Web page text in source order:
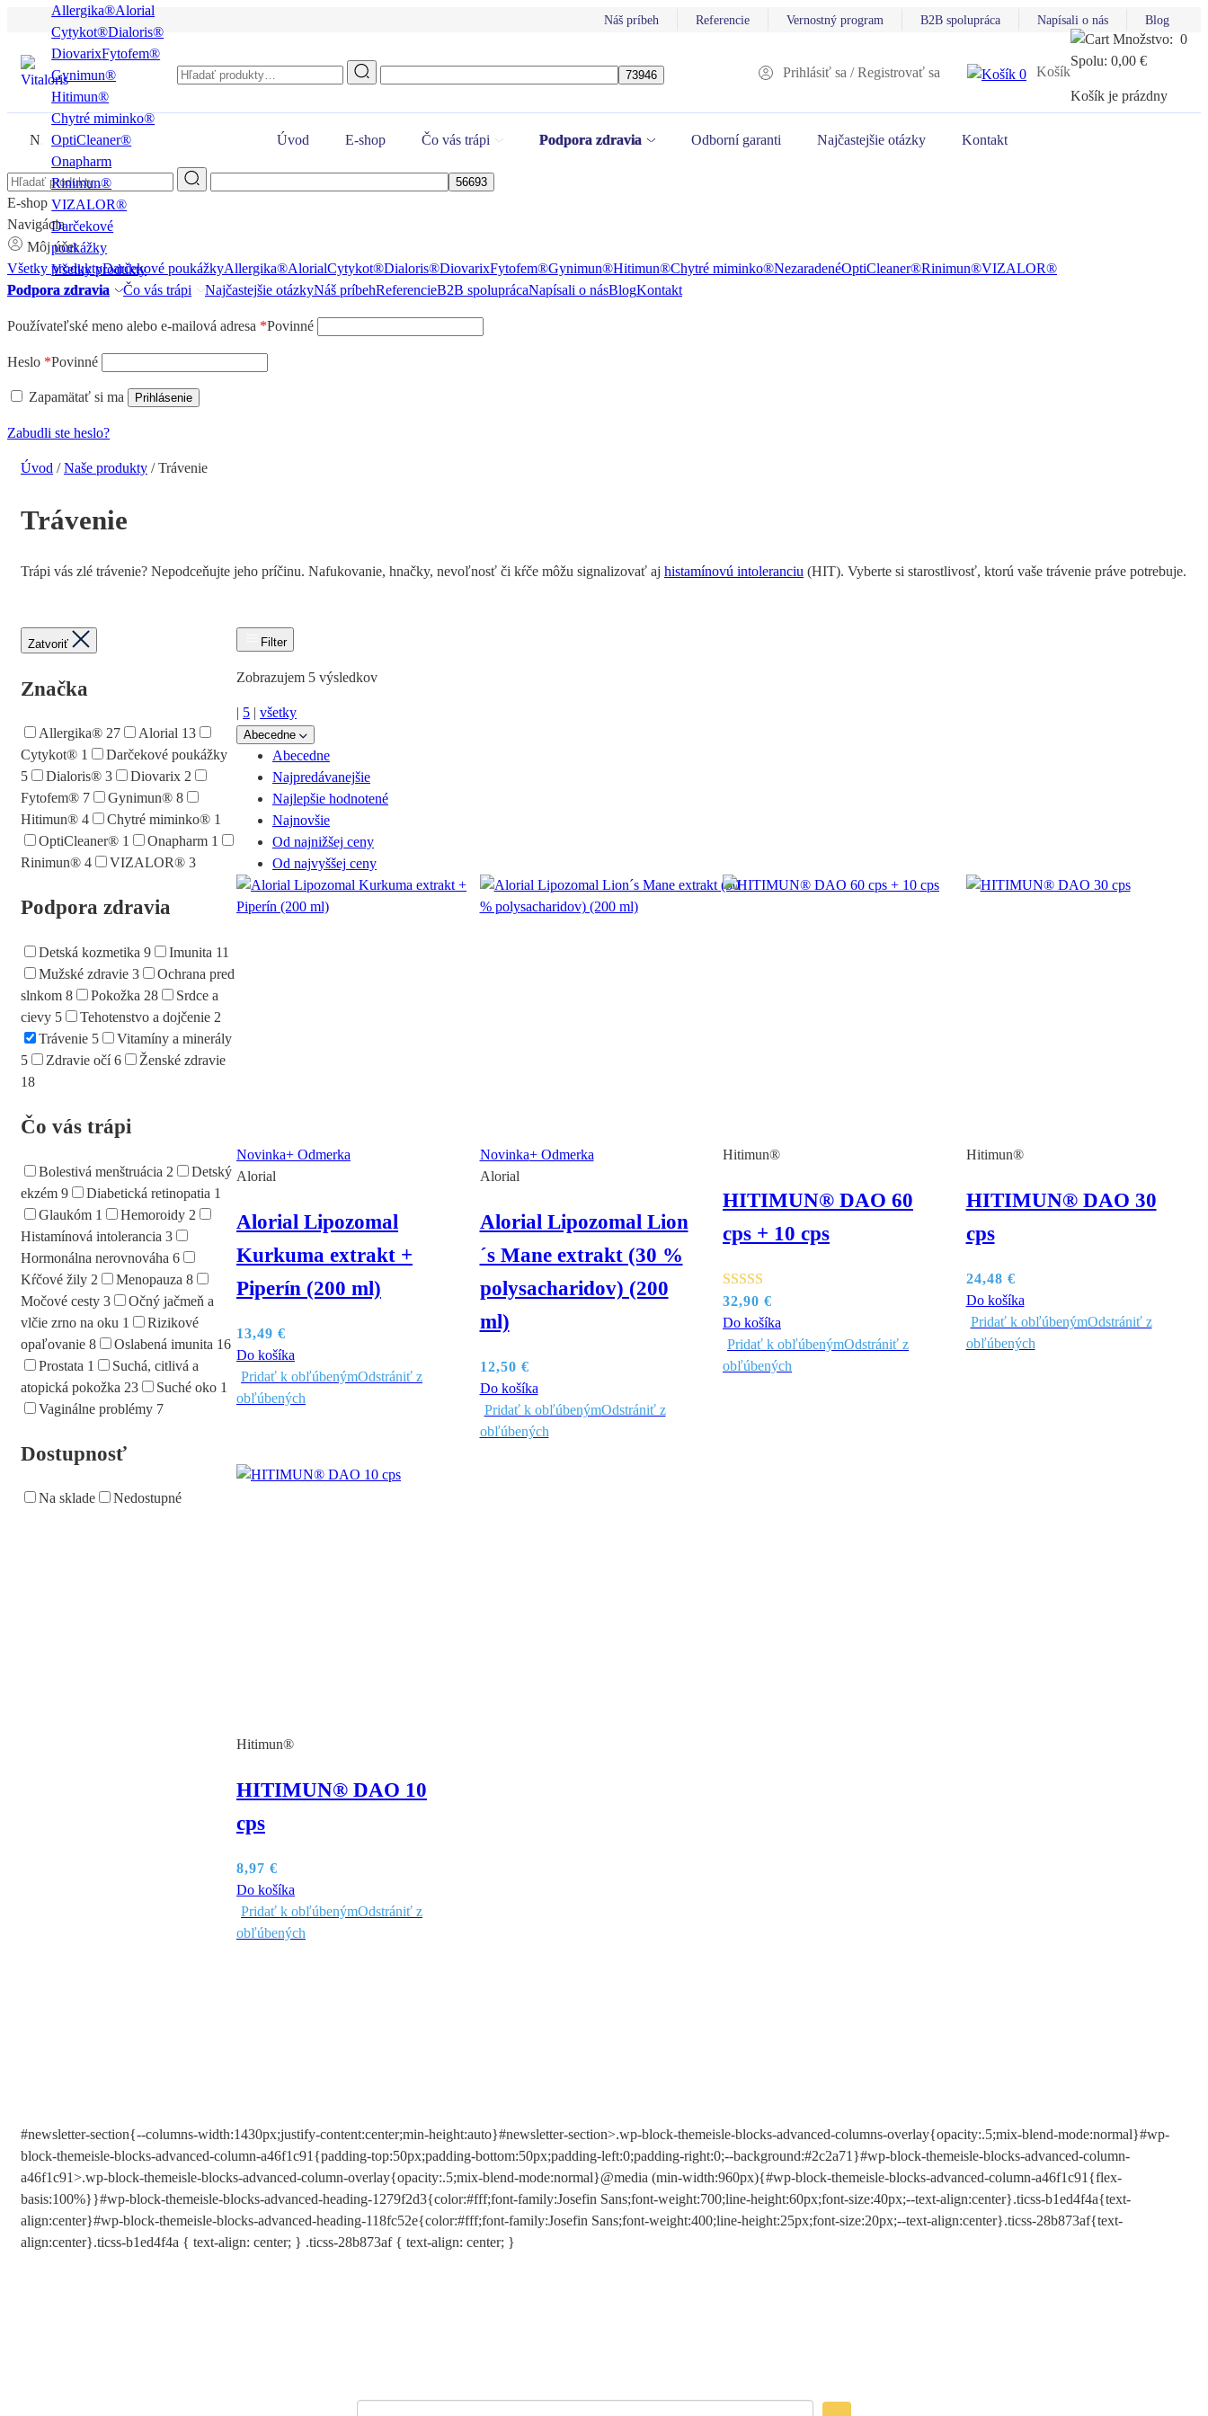
Náš príbeh Referencie Vernostný program B2B spolupráca Napísali o nás Blog
Prihlásiť sa / Registrovať sa 0 Košík
Množstvo: 0
Spolu: 0,00 €
Košík je prázdny
Naše produkty
Allergika®Alorial
Cytykot®Dialoris®
DiovarixFytofem®
Gynimun®
Hitimun®
Chytré miminko®
OptiCleaner®
Onapharm
Rinimun®
VIZALOR®
Darčekové
poukážky
Všetky produkty
Úvod E-shop Čo vás trápi Podpora zdravia Odborní garanti Najčastejšie otázky Kontakt
E-shop
Navigácia
Môj účet
Všetky produktyDarčekové poukážkyAllergika®AlorialCytykot®Dialoris®DiovarixFytofem®Gynimun®Hitimun®Chytré miminko®NezaradenéOptiCleaner®Rinimun®VIZALOR®
Podpora zdravia
Čo vás trápi Najčastejšie otázkyNáš príbehReferencieB2B spoluprácaNapísali o násBlogKontakt
Používateľské meno alebo e-mailová adresa *Povinné
Heslo *Povinné
Zapamätať si ma Prihlásenie
Zabudli ste heslo?
Úvod /Naše produkty /Trávenie
Trávenie
Trápi vás zlé trávenie? Nepodceňujte jeho príčinu. Nafukovanie, hnačky, nevoľnosť či kŕče môžu signalizovať aj histamínovú intoleranciu (HIT). Vyberte si starostlivosť, ktorú vaše trávenie práve potrebuje.
Filter
Zobrazujem 5 výsledkov
| 5 | všetky
Abecedne
Abecedne
Najpredávanejšie
Najlepšie hodnotené
Najnovšie
Od najnižšej ceny
Od najvyššej ceny
Novinka+ Odmerka
Alorial
Alorial Lipozomal
Kurkuma extrakt +
Piperín (200 ml)
13,49 €
Do košíka
Pridať k obľúbenýmOdstrániť z
obľúbených
Novinka+ Odmerka
Alorial
Alorial Lipozomal Lion
´s Mane extrakt (30 %
polysacharidov) (200
ml)
12,50 €
Do košíka
Pridať k obľúbenýmOdstrániť z
obľúbených
Hitimun®
HITIMUN® DAO 60
cps + 10 cps
Hodnotenie
5.00z 5
32,90 €
Do košíka
Pridať k obľúbenýmOdstrániť z
obľúbených
Hitimun®
HITIMUN® DAO 30
cps
24,48 €
Do košíka
Pridať k obľúbenýmOdstrániť z
obľúbených
Hitimun®
HITIMUN® DAO 10
cps
8,97 €
Do košíka
Pridať k obľúbenýmOdstrániť z
obľúbených
Zatvoriť
Značka
Allergika® 27 Alorial 13
Cytykot® 1
Darčekové poukážky
5
Dialoris® 3 Diovarix 2
Fytofem® 7 Gynimun® 8
Hitimun® 4 Chytré miminko® 1
OptiCleaner® 1 Onapharm 1
Rinimun® 4 VIZALOR® 3
Podpora zdravia
Detská kozmetika 9 Imunita 11
Mužské zdravie 3
Ochrana pred
slnkom 8 Pokožka 28
Srdce a
cievy 5 Tehotenstvo a dojčenie 2
Trávenie 5
Vitamíny a minerály
5
Zdravie očí6
Ženské zdravie
18
Čo vás trápi
Bolestivá menštruácia 2
Detský
ekzém 9 Diabetická retinopatia 1
Glaukóm 1 Hemoroidy 2
Histamínová intolerancia 3
Hormonálna nerovnováha 6
Kŕčové žily 2 Menopauza 8
Močové cesty 3
Očný jačmeň a
vlčie zrno na oku 1
Rizikové
opaľovanie 8 Oslabená imunita 16
Prostata 1
Suchá, citlivá a
atopická pokožka 23 Suché oko 1
Vaginálne problémy 7
Dostupnosť
Na sklade Nedostupné
#newsletter-section{--columns-width:1430px;justify-content:center;min-height:auto}#newsletter-section>.wp-block-themeisle-blocks-advanced-columns-overlay{opacity:.5;mix-blend-mode:normal}#wp-
block-themeisle-blocks-advanced-column-a46f1c91{padding-top:50px;padding-bottom:50px;padding-left:0;padding-right:0;--background:#2c2a71}#wp-block-themeisle-blocks-advanced-column-
a46f1c91>.wp-block-themeisle-blocks-advanced-column-overlay{opacity:.5;mix-blend-mode:normal}@media (min-width:960px){#wp-block-themeisle-blocks-advanced-column-a46f1c91{flex-
basis:100%}}#wp-block-themeisle-blocks-advanced-heading-1279f2d3{color:#fff;font-family:Josefin Sans;font-weight:700;line-height:60px;font-size:40px;--text-align:center}.ticss-b1ed4f4a{text-
align:center}#wp-block-themeisle-blocks-advanced-heading-118fc52e{color:#fff;font-family:Josefin Sans;font-weight:400;line-height:25px;font-size:20px;--text-align:center}.ticss-28b873af{text-
align:center}.ticss-b1ed4f4a { text-align: center; } .ticss-28b873af { text-align: center; }